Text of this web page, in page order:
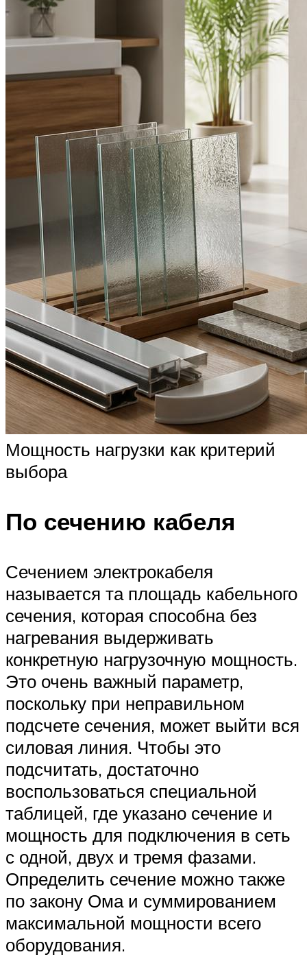
Мощность нагрузки как критерий
выбора
По сечению кабеля
Сечением электрокабеля
называется та площадь кабельного
сечения, которая способна без
нагревания выдерживать
конкретную нагрузочную мощность.
Это очень важный параметр,
поскольку при неправильном
подсчете сечения, может выйти вся
силовая линия. Чтобы это
подсчитать, достаточно
воспользоваться специальной
таблицей, где указано сечение и
мощность для подключения в сеть
с одной, двух и тремя фазами.
Определить сечение можно также
по закону Ома и суммированием
максимальной мощности всего
оборудования.